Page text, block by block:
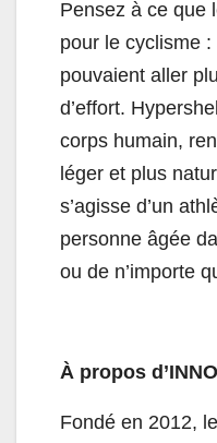
Pensez à ce que
pour le cyclisme
pouvaient aller
d’effort.
corps humain,
léger et plus
s’agisse d’un
personne âgée
ou de n’importe
À propos
Fondé en 2012,